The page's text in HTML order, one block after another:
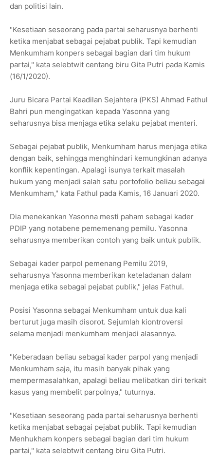
dan politisi lain.
"Kesetiaan seseorang pada partai seharusnya berhenti
ketika menjabat sebagai pejabat publik. Tapi kemudian
Menkumham konpers sebagai bagian dari tim hukum
partai," kata selebtwit centang biru Gita Putri pada Kamis
(16/1/2020).
Juru Bicara Partai Keadilan Sejahtera (PKS) Ahmad Fathul
Bahri pun mengingatkan kepada Yasonna yang
seharusnya bisa menjaga etika selaku pejabat menteri.
Sebagai pejabat publik, Menkumham harus menjaga etika
dengan baik, sehingga menghindari kemungkinan adanya
konflik kepentingan. Apalagi isunya terkait masalah
hukum yang menjadi salah satu portofolio beliau sebagai
Menkumham," kata Fathul pada Kamis, 16 Januari 2020.
Dia menekankan Yasonna mesti paham sebagai kader
PDIP yang notabene pememenang pemilu. Yasonna
seharusnya memberikan contoh yang baik untuk publik.
Sebagai kader parpol pemenang Pemilu 2019,
seharusnya Yasonna memberikan keteladanan dalam
menjaga etika sebagai pejabat publik," jelas Fathul.
Posisi Yasonna sebagai Menkumham untuk dua kali
berturut juga masih disorot. Sejumlah kiontroversi
selama menjadi menkumham menjadi alasannya.
"Keberadaan beliau sebagai kader parpol yang menjadi
Menkumham saja, itu masih banyak pihak yang
mempermasalahkan, apalagi beliau melibatkan diri terkait
kasus yang membelit parpolnya," tuturnya.
"Kesetiaan seseorang pada partai seharusnya berhenti
ketika menjabat sebagai pejabat publik. Tapi kemudian
Menhukham konpers sebagai bagian dari tim hukum
partai," kata selebtwit centang biru Gita Putri.